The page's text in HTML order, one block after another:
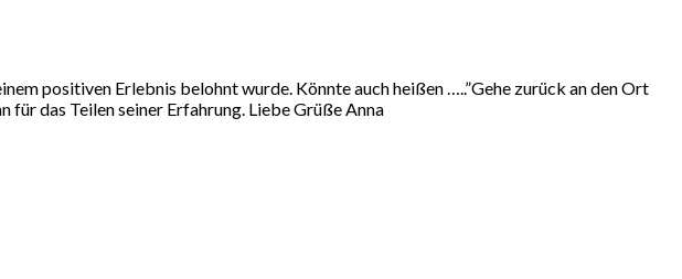
positiven Erlebnis belohnt wurde. Könnte auch heißen …..”Gehe zurück an den Ort
für das Teilen seiner Erfahrung. Liebe Grüße Anna